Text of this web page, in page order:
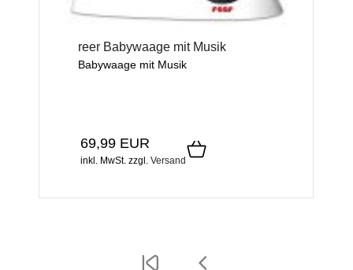
reer Babywaage mit Musik
Babywaage mit Musik
69,99 EUR
inkl. MwSt. zzgl. Versand